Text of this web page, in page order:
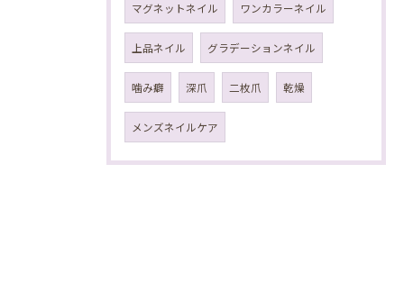
マグネットネイル ワンカラーネイル
上品ネイル グラデーションネイル
噛み癖 深爪 二枚爪 乾燥
メンズネイルケア